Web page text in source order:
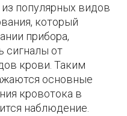
популярных видов
который
прибора,
сигналы от
крови. Таким
основные
кровотока в
наблюдение.